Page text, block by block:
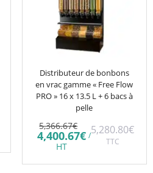
Distributeur de bonbons
en vrac gamme « Free Flow
PRO » 16 x 13.5 L + 6 bacs à
pelle
5,366.67€ Le
prix
initial
5,366.67€.
4,400.67€Le
est :
HT
/5,280.80€
TTC